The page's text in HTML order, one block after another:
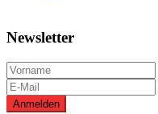
Newsletter